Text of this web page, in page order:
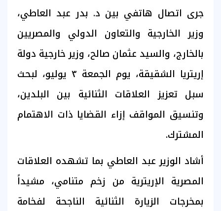
جرى اتصال هاتفي بين د. بدر عبد العاطي،
وزير الخارجية والتعاون الدولي والمصريين
بالخارج، والسيد عثمان صالح، وزير خارجية دولة
إريتريا الشقيقة، يوم الجمعة ٣ يوليو، لبحث
سبل تعزيز العلاقات الثنائية بين البلدين،
وتنسيق المواقف إزاء القضايا ذات الاهتمام
المشترك.
أشاد الوزير عبد العاطي بما تشهده العلاقات
المصرية الإريترية من زخم متنامي، مشيداً
بمخرجات الزيارة الثنائية الناجحة لفخامة